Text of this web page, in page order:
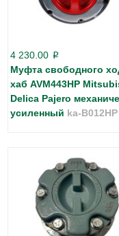
4 230.00 p
Муфта свободного
хаб AVM443HP
Delica Pajero
усиленный ka-B012HP